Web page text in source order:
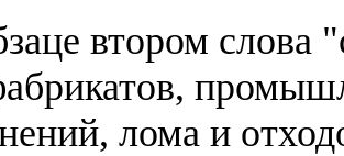
втором слова
лома и